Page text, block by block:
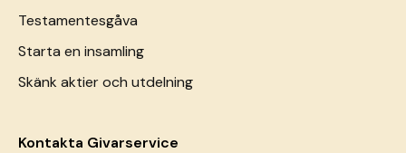
Testamentesgåva
Starta en insamling
Skänk aktier och utdelning
Kontakta Givarservice